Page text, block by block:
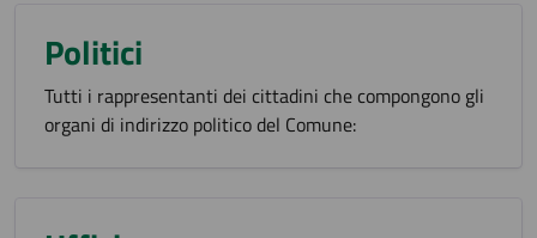
Politici
Tutti i rappresentanti dei cittadini che compongono gli
organi di indirizzo politico del Comune: